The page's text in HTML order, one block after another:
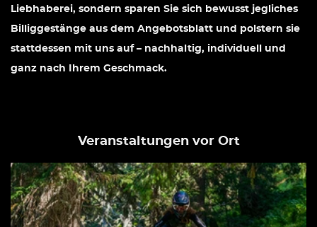
Liebhaberei, sondern sparen Sie sich bewusst jegliches
Billiggestänge aus dem Angebotsblatt und polstern sie
stattdessen mit uns auf – nachhaltig, individuell und
ganz nach Ihrem Geschmack.
Veranstaltungen vor Ort